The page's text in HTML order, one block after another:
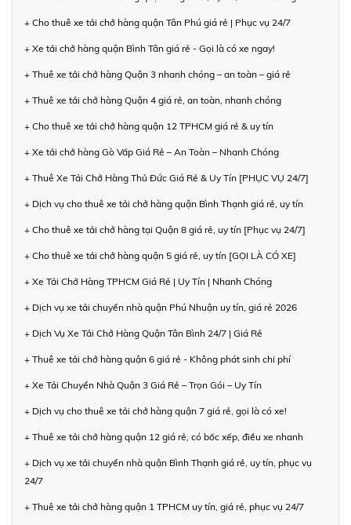
+ Cho thuê xe tải chở hàng quận Tân Phú giá rẻ | Phục vụ 24/7
+ Xe tải chở hàng quận Bình Tân giá rẻ - Gọi là có xe ngay!
+ Thuê xe tải chở hàng Quận 3 nhanh chóng – an toàn – giá rẻ
+ Thuê xe tải chở hàng Quận 4 giá rẻ, an toàn, nhanh chóng
+ Cho thuê xe tải chở hàng quận 12 TPHCM giá rẻ & uy tín
+ Xe tải chở hàng Gò Vấp Giá Rẻ – An Toàn – Nhanh Chóng
+ Thuê Xe Tải Chở Hàng Thủ Đức Giá Rẻ & Uy Tín [PHỤC VỤ 24/7]
+ Dịch vụ cho thuê xe tải chở hàng quận Bình Thạnh giá rẻ, uy tín
+ Cho thuê xe tải chở hàng tại Quận 8 giá rẻ, uy tín [Phục vụ 24/7]
+ Cho thuê xe tải chở hàng quận 5 giá rẻ, uy tín [GỌI LÀ CÓ XE]
+ Xe Tải Chở Hàng TPHCM Giá Rẻ | Uy Tín | Nhanh Chóng
+ Dịch vụ xe tải chuyển nhà quận Phú Nhuận uy tín, giá rẻ 2026
+ Dịch Vụ Xe Tải Chở Hàng Quận Tân Bình 24/7 | Giá Rẻ
+ Thuê xe tải chở hàng quận 6 giá rẻ - Không phát sinh chi phí
+ Xe Tải Chuyển Nhà Quận 3 Giá Rẻ – Trọn Gói – Uy Tín
+ Dịch vụ cho thuê xe tải chở hàng quận 7 giá rẻ, gọi là có xe!
+ Thuê xe tải chở hàng quận 12 giá rẻ, có bốc xếp, điều xe nhanh
+ Dịch vụ xe tải chuyển nhà quận Bình Thạnh giá rẻ, uy tín, phục vụ
24/7
+ Thuê xe tải chở hàng quận 1 TPHCM uy tín, giá rẻ, phục vụ 24/7